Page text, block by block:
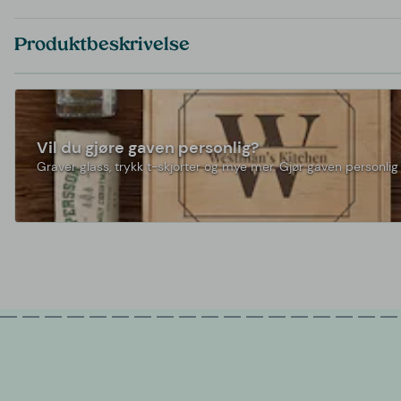
Produktbeskrivelse
Vil du gjøre gaven personlig?
Graver glass, trykk t-skjorter og mye mer. Gjør gaven personlig